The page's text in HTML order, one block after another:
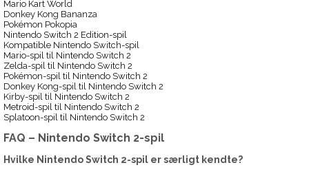
Mario Kart World
Donkey Kong Bananza
Pokémon Pokopia
Nintendo Switch 2 Edition-spil
Kompatible Nintendo Switch-spil
Mario-spil til Nintendo Switch 2
Zelda-spil til Nintendo Switch 2
Pokémon-spil til Nintendo Switch 2
Donkey Kong-spil til Nintendo Switch 2
Kirby-spil til Nintendo Switch 2
Metroid-spil til Nintendo Switch 2
Splatoon-spil til Nintendo Switch 2
FAQ – Nintendo Switch 2-spil
Hvilke Nintendo Switch 2-spil er særligt kendte?